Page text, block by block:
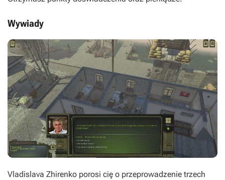
Wywiady
Vladislava Zhirenko porosi cię o przeprowadzenie trzech